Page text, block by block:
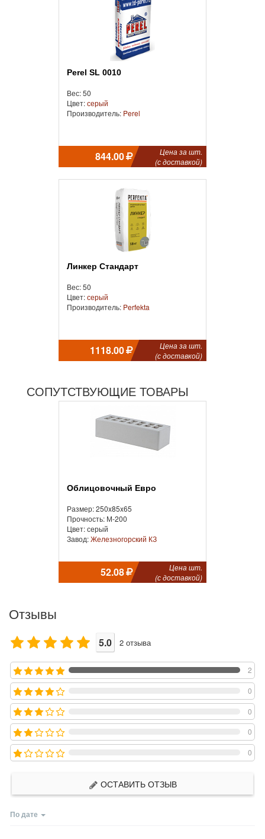
Perel SL 0010
Вес: 50
Цвет:серый
Производитель: Perel
844.00
Цена за шт.
(с доставкой)
Линкер Стандарт
Вес: 50
Цвет:серый
Производитель: Perfekta
1118.00
Цена за шт.
(с доставкой)
СОПУТСТВУЮЩИЕ ТОВАРЫ
Облицовочный Евро
Размер: 250x85x65
Прочность: М-200
Цвет: серый
Завод:Железногорский КЗ
52.08
Цена шт.
(с доставкой)
Отзывы
5.0 2 отзыва
2
0
0
0
0
ОСТАВИТЬ ОТЗЫВ
По дате